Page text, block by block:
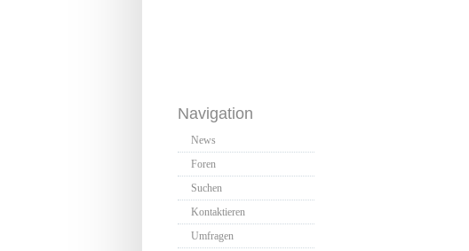
Navigation
News
Foren
Suchen
Kontaktieren
Umfragen